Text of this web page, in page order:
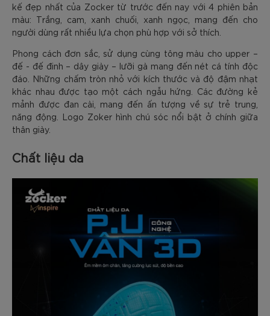
kế đẹp nhất của Zocker từ trước đến nay với 4 phiên bản
màu: Trắng, cam, xanh chuối, xanh ngọc, mang đến cho
người dùng rất nhiều lựa chọn phù hợp với sở thích.
Phong cách đơn sắc, sử dụng cùng tông màu cho upper –
đế - đế đinh – dây giày – lưỡi gà mang đến nét cá tính độc
đáo. Những chấm tròn nhỏ với kích thước và độ đậm nhạt
khác nhau được tạo một cách ngẫu hứng. Các đường kẻ
mảnh được đan cài, mang đến ấn tượng về sự trẻ trung,
năng động. Logo Zoker hình chú sóc nổi bật ở chính giữa
thân giày.
Chất liệu da